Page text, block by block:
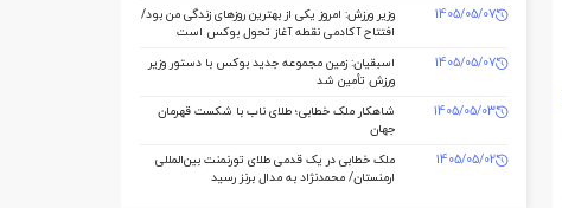
1405/05/07
وزیر ورزش: امروز یکی از بهترین روزهای زندگی من بود/
افتتاح آکادمی نقطه آغاز تحول بوکس است
1405/05/07
اسبقیان: زمین مجموعه جدید بوکس با دستور وزیر
ورزش تأمین شد
1405/05/03
شاهکار ملک‌ خطابی؛ طلای ناب با شکست قهرمان
جهان
1405/05/02
ملک‌ خطابی در یک قدمی طلای تورنمنت بین‌المللی
ارمنستان/ محمدنژاد به مدال برنز رسید